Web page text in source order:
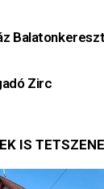
Zirc
IS